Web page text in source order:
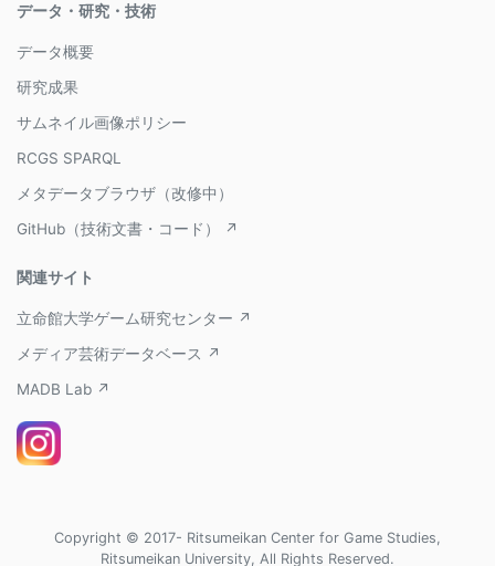
データ・研究・技術
データ概要
研究成果
サムネイル画像ポリシー
RCGS SPARQL
メタデータブラウザ（改修中）
GitHub（技術文書・コード） ↗
関連サイト
立命館大学ゲーム研究センター ↗
メディア芸術データベース ↗
MADB Lab ↗
Copyright © 2017- Ritsumeikan Center for Game Studies,
Ritsumeikan University, All Rights Reserved.